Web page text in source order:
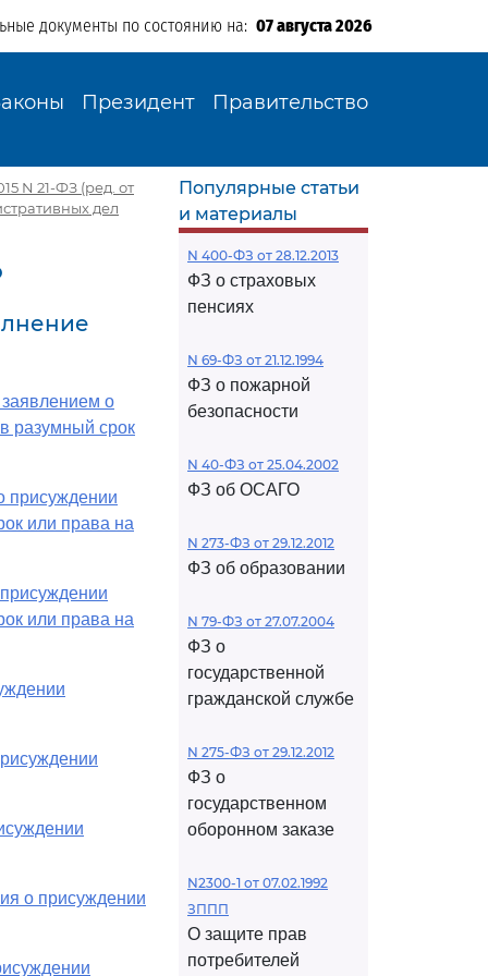
документы по состоянию на: 07 августа 2026
Президент Правительство
N 21-ФЗ (ред. от
дел
о
разумный срок
присуждении
или права на
или права на
о присуждении
Популярные статьи
и материалы
N 400-ФЗ от 28.12.2013
ФЗ о страховых
пенсиях
N 69-ФЗ от 21.12.1994
ФЗ о пожарной
безопасности
N 40-ФЗ от 25.04.2002
ФЗ об ОСАГО
N 273-ФЗ от 29.12.2012
ФЗ об образовании
N 79-ФЗ от 27.07.2004
ФЗ о
государственной
гражданской службе
N 275-ФЗ от 29.12.2012
ФЗ о
государственном
оборонном заказе
N2300-1 от 07.02.1992
ЗППП
О защите прав
потребителей